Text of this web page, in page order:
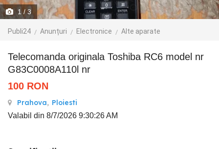
1/ 3
Publi24 Anunțuri Electronice Alte aparate
Telecomanda originala Toshiba RC6 model nr
G83C0008A110l nr
100 RON
Prahova, Ploiesti
Valabil din 8/7/2026 9:30:26 AM